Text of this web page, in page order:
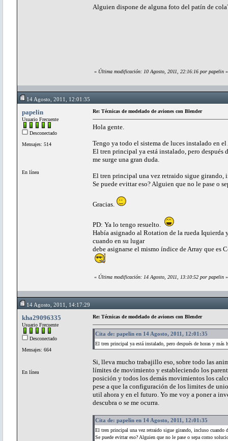
Alguien dispone de alguna foto del patín de
« Última modificación: 10 Agosto, 2011, 22:16:16 por papelin »
14 Agosto, 2011, 12:01:35
papelin
Usuario Frecuente
Desconectado
Mensajes: 514
En línea
Re: Técnicas de modelado de aviones con Blender
Hola gente.
Tengo ya todo el sistema de luces instalado en
El tren principal ya está instalado, pero después
me surge una gran duda.
El tren principal una vez retraido sigue girando,
Se puede evittar eso? Alguien que no le pase o
Gracias.
PD: Ya lo tengo resuelto.
Había asignado al Rotation de la rueda Iquierda
cuando en su lugar
debe asignarse el mismo índice de Array que es
« Última modificación: 14 Agosto, 2011, 13:10:52 por papelin »
14 Agosto, 2011, 14:17:29
kha29096335
Usuario Frecuente
Desconectado
Mensajes: 664
En línea
Re: Técnicas de modelado de aviones con Blender
Cita de: papelin en 14 Agosto, 2011, 12:01:35
El tren principal ya está instalado, pero después de horas y
Si, lleva mucho trabajillo eso, sobre todo las
límites de movimiento y estableciendo los
posición y todos los demás movimientos los
pese a que la configuración de los limites de
util ahora y en el futuro. Yo me voy a poner a
descubra o se me ocurra.
Cita de: papelin en 14 Agosto, 2011, 12:01:35
El tren principal una vez retraido sigue girando, incluso cuando
Se puede evittar eso? Alguien que no le pase o sepa como